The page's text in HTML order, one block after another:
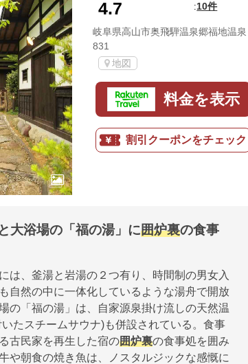
4.7
:10件
岐阜県高山市奥飛騨温泉郷福地温泉
831
地図
料金を表示
割引クーポンをチェック
大浴場の「福の湯」に囲炉裏の食事
は、釜湯と岩湯の２つ有り、時間制の男女入
自然の中に一体化しているような湯舟で開放
の「福の湯」は、自家源泉掛け流しの天然温
たスチームサウナ)も併設されている。食事
古民家を再生した宿の囲炉裏の食事処を囲み
や朝食の焼き魚は、ノスタルジックな感慨に